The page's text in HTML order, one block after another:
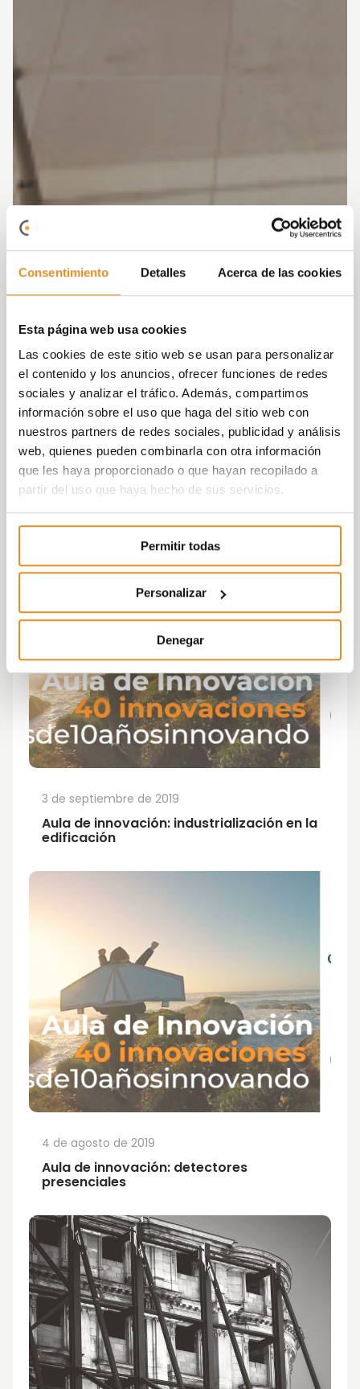
Consentimiento Detalles Acerca de las cookies
Esta página web usa cookies
Las cookies de este sitio web se usan para personalizar
el contenido y los anuncios, ofrecer funciones de redes
sociales y analizar el tráfico. Además, compartimos
información sobre el uso que haga del sitio web con
nuestros partners de redes sociales, publicidad y análisis
web, quienes pueden combinarla con otra información
que les haya proporcionado o que hayan recopilado a
partir del uso que haya hecho de sus servicios.
Permitir todas
Personalizar
Denegar
Aula de innovación: industrialización en la
edificación
3 de septiembre de 2019
Aula de innovación: detectores
presenciales
4 de agosto de 2019